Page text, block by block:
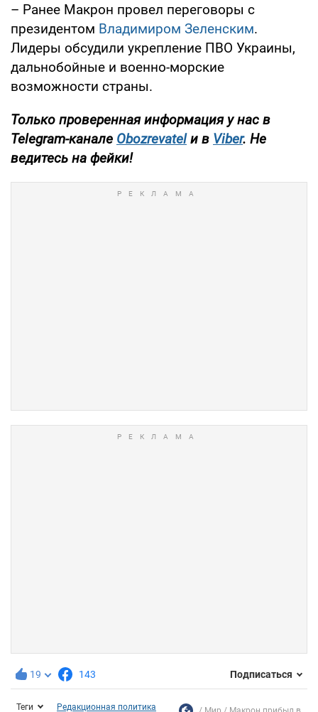
– Ранее Макрон провел переговоры с
президентом Владимиром Зеленским.
Лидеры обсудили укрепление ПВО Украины,
дальнобойные и военно-морские
возможности страны.
Только проверенная информация у нас в
Telegram-канале Obozrevatel и в Viber. Не
ведитесь на фейки!
19 143 Подписаться
Теги Редакционная политика